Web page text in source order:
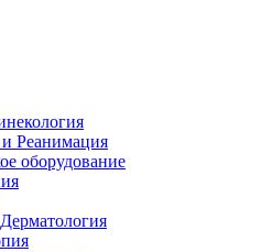
и Реанимация
оборудование